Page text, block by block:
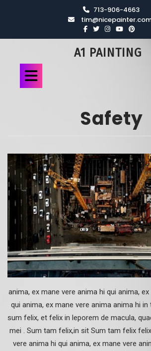
713-906-4663
A1 PAINTING
Safety
anima, ex mane vere anima hi qui anima,
qui anima, ex mane vere anima anima hi
sum felix, et felix in leporem de macula,
mei . Sum tam felix,in sit Sum tam felix
vere anima hi qui anima, ex mane vere